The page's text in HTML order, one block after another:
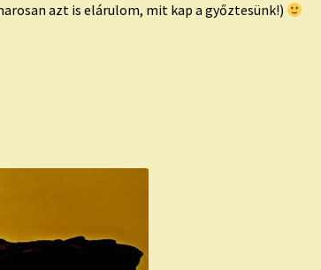
azt is elárulom, mit kap a győztesünk!)